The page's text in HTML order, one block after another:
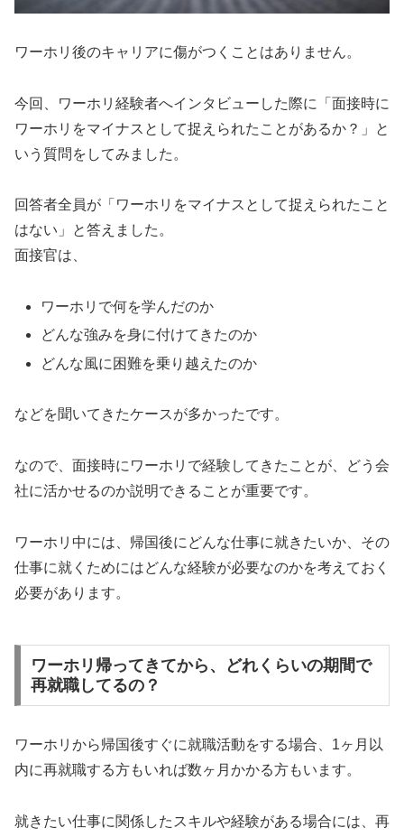
ワーホリ後のキャリアに傷がつくことはありません。
今回、ワーホリ経験者へインタビューした際に「面接時に
ワーホリをマイナスとして捉えられたことがあるか？」と
いう質問をしてみました。
回答者全員が「ワーホリをマイナスとして捉えられたこと
はない」と答えました。
面接官は、
ワーホリで何を学んだのか
どんな強みを身に付けてきたのか
どんな風に困難を乗り越えたのか
などを聞いてきたケースが多かったです。
なので、面接時にワーホリで経験してきたことが、どう会
社に活かせるのか説明できることが重要です。
ワーホリ中には、帰国後にどんな仕事に就きたいか、その
仕事に就くためにはどんな経験が必要なのかを考えておく
必要があります。
ワーホリ帰ってきてから、どれくらいの期間で
再就職してるの？
ワーホリから帰国後すぐに就職活動をする場合、1ヶ月以
内に再就職する方もいれば数ヶ月かかる方もいます。
就きたい仕事に関係したスキルや経験がある場合には、再